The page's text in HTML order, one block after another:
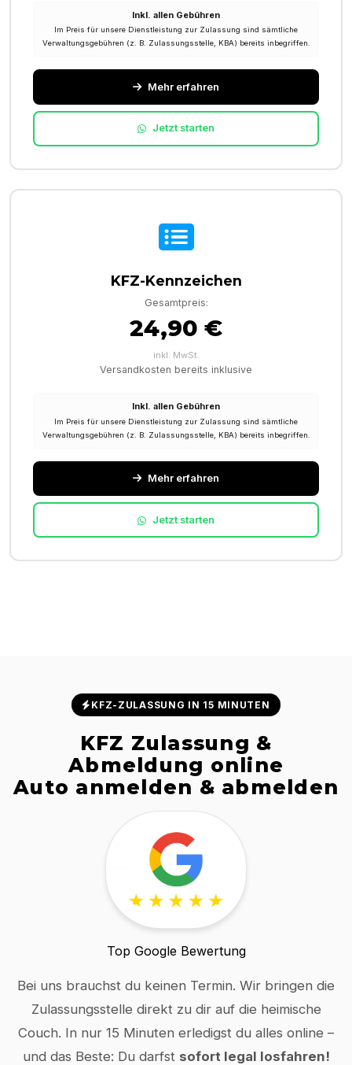
Inkl. allen Gebühren
Im Preis für unsere Dienstleistung zur Zulassung sind sämtliche
Verwaltungsgebühren (z. B. Zulassungsstelle, KBA) bereits inbegriffen.
Mehr erfahren
Jetzt starten
KFZ-Kennzeichen
Gesamtpreis:
24,90 €
inkl. MwSt.
Versandkosten bereits inklusive
Inkl. allen Gebühren
Im Preis für unsere Dienstleistung zur Zulassung sind sämtliche
Verwaltungsgebühren (z. B. Zulassungsstelle, KBA) bereits inbegriffen.
Mehr erfahren
Jetzt starten
KFZ-ZULASSUNG IN 15 MINUTEN
KFZ Zulassung &
Abmeldung online
Auto anmelden & abmelden
Top Google Bewertung
Bei uns brauchst du keinen Termin. Wir bringen die
Zulassungsstelle direkt zu dir auf die heimische
Couch. In nur 15 Minuten erledigst du alles online –
und das Beste: Du darfst sofort legal losfahren!